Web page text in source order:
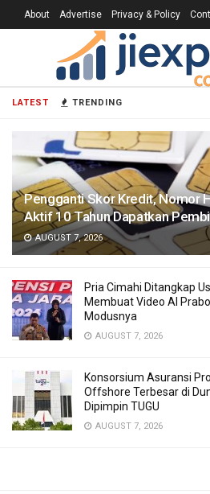
LATEST TRENDING
Pengganti Skor Kredit, Nomor
Aktif 10 Tahun Dapatkan
AUGUST 7, 2026
Pria Cimahi Ditangkap
Membuat Video AI
Modusnya
AUGUST 7, 2026
Konsorsium Asuransi
Offshore Terbesar di
Dipimpin TUGU
AUGUST 7, 2026
About Advertise Privacy & Policy